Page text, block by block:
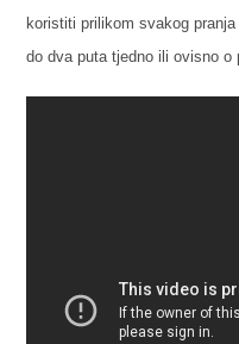
koristiti prilikom svakog
do dva puta tjedno ili ovisno o